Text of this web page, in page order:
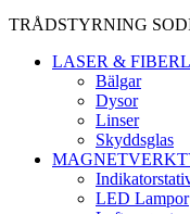
TRÅDSTYRNING
LASER &
Bälgar
Dysor
Linser
Skyddsglas
LED Lampor